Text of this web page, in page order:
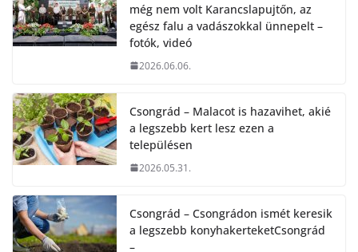
még nem volt Karancslapujtőn, az
egész falu a vadászokkal ünnepelt –
fotók, videó
2026.06.06.
Csongrád – Malacot is hazavihet, akié
a legszebb kert lesz ezen a
településen
2026.05.31.
Csongrád – Csongrádon ismét keresik
a legszebb konyhakerteketCsongrád
–